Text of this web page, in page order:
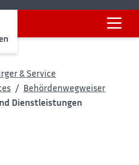
& Service
Behördenwegweiser
Dienstleistungen